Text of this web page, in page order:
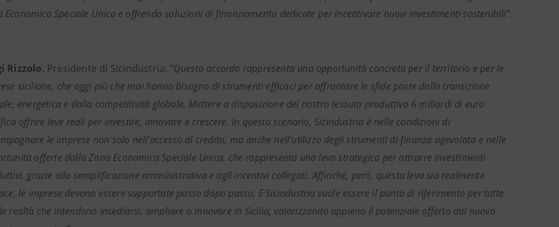
Economica Speciale Unica e offrendo soluzioni di finanziamento dedicate per incentivare nuovi investimenti sostenibili”.
Rizzolo, Presidente di Sicindustria: “Questo accordo rappresenta una opportunità concreta per il territorio e per le
siciliane, che oggi più che mai hanno bisogno di strumenti efficaci per affrontare le sfide poste dalla transizione
energetica e dalla competitività globale. Mettere a disposizione del nostro tessuto produttivo 6 miliardi di euro
offrire leve reali per investire, innovare e crescere. In questo scenario, Sicindustria è nelle condizioni di
le imprese non solo nell’accesso al credito, ma anche nell’utilizzo degli strumenti di finanza agevolata e nelle
offerte dalla Zona Economica Speciale Unica, che rappresenta una leva strategica per attrarre investimenti
grazie alla semplificazione amministrativa e agli incentivi collegati. Affinché, però, questa leva sia realmente
le imprese devono essere supportate passo dopo passo. E Sicindustria vuole essere il punto di riferimento per tutte
realtà che intendono insediarsi, ampliare o innovare in Sicilia, valorizzando appieno il potenziale offerto dal nuovo